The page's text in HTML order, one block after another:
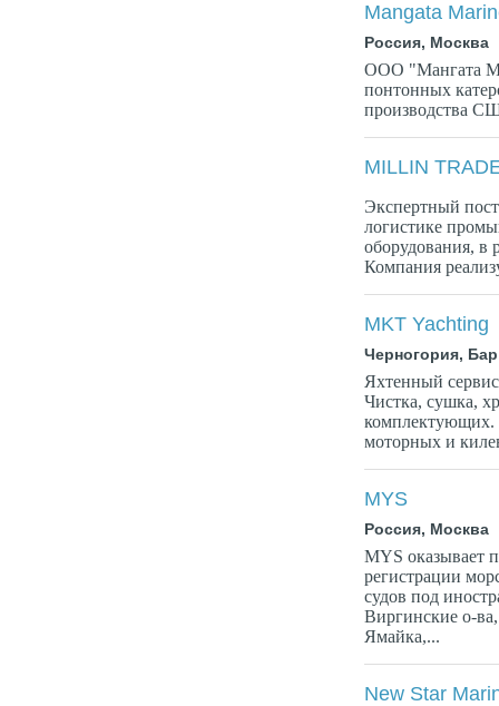
Mangata
Россия, Москва
ООО "Мангата
понтонных
производства
MILLIN
Экспертный
логистике
оборудования, в
Компания
MKT Yachting
Черногория, Бар
Яхтенный
Чистка, сушка,
комплектующих.
моторных и
MYS
Россия, Москва
MYS оказывает
регистрации
судов под
Виргинские о-
Ямайка,...
New Star